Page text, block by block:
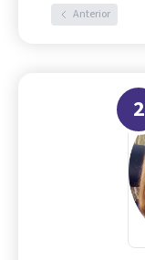
Anterior
2